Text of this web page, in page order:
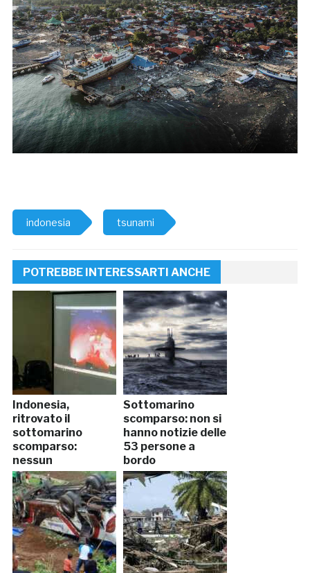
indonesia tsunami
POTREBBE INTERESSARTI ANCHE
Indonesia,
ritrovato il
sottomarino
scomparso:
nessun
sopravvissuto
Sottomarino
scomparso: non si
hanno notizie delle
53 persone a
bordo